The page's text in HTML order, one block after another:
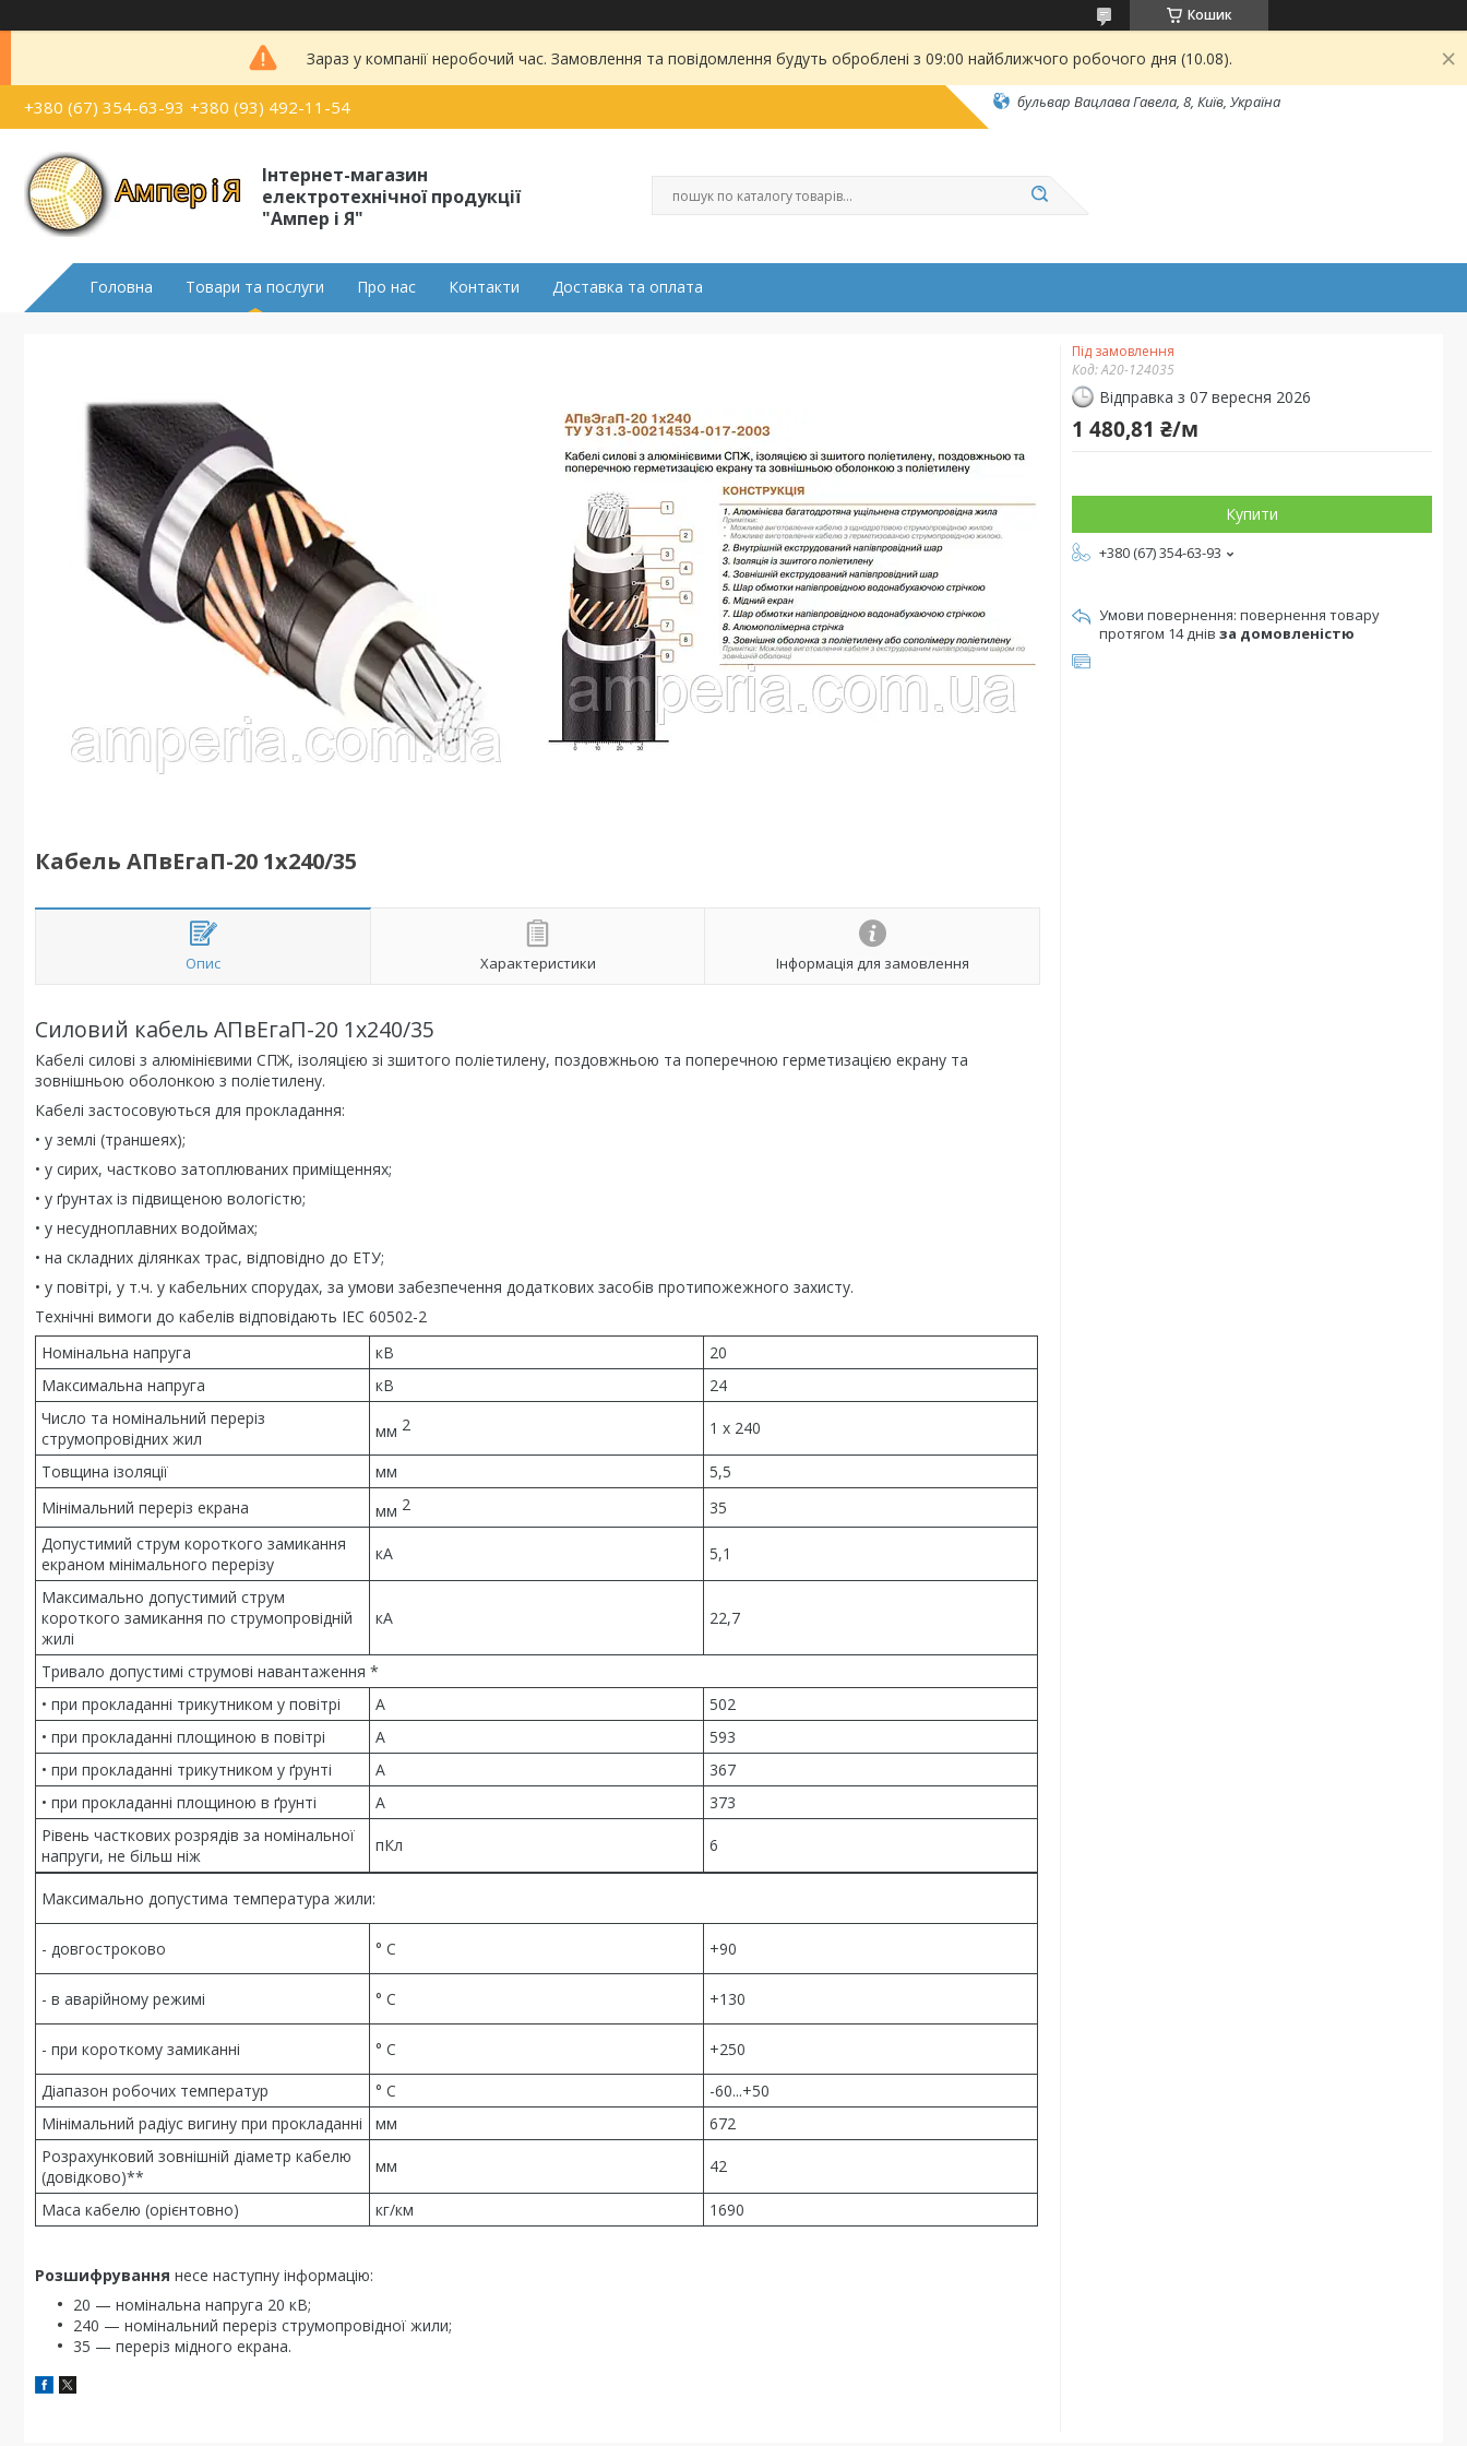
Кошик
Зараз у компанії неробочий час. Замовлення та повідомлення будуть оброблені з 09:00 найближчого робочого дня (10.08).
+380 (67) 354-63-93 +380 (93) 492-11-54 бульвар Вацлава Гавела, 8, Київ, Україна
Інтернет-магазин
електротехнічної продукції
"Ампер і Я"
Головна Товари та послуги Про нас Контакти Доставка та оплата
Кабель АПвЕгаП-20 1х240/35
Опис Характеристики Інформація для замовлення
Силовий кабель АПвЕгаП-20 1х240/35
Кабелі силові з алюмінієвими СПЖ, ізоляцією зі зшитого поліетилену, поздовжньою та поперечною герметизацією екрану та
зовнішньою оболонкою з поліетилену.
Кабелі застосовуються для прокладання:
• у землі (траншеях);
• у сирих, частково затоплюваних приміщеннях;
• у ґрунтах із підвищеною вологістю;
• у несудноплавних водоймах;
• на складних ділянках трас, відповідно до ЕТУ;
• у повітрі, у т.ч. у кабельних спорудах, за умови забезпечення додаткових засобів протипожежного захисту.
Технічні вимоги до кабелів відповідають IEC 60502-2
Номінальна напруга
кВ
20
Максимальна напруга
кВ
24
Число та номінальний переріз
струмопровідних жил
мм 2 1 x 240
Товщина ізоляції мм
5,5
Мінімальний переріз екрана
мм 2
35
Допустимий струм короткого замикання
екраном мінімального перерізу
кА 5,1
Максимально допустимий струм
короткого замикання по струмопровідній
жилі
кА 22,7
Тривало допустимі струмові навантаження *
• при прокладанні трикутником у повітрі
А
502
• при прокладанні площиною в повітрі
А
593
• при прокладанні трикутником у ґрунті
А
367
• при прокладанні площиною в ґрунті
А
373
Рівень часткових розрядів за номінальної
напруги, не більш ніж
пКл 6
Максимально допустима температура жили:
- довгостроково ° С +90
- в аварійному режимі ° С +130
- при короткому замиканні ° С
+250
Діапазон робочих температур
° С
-60...+50
Мінімальний радіус вигину при прокладанні
мм
672
Розрахунковий зовнішній діаметр кабелю
(довідково)**
мм 42
Маса кабелю (орієнтовно) кг/км 1690
Розшифрування несе наступну інформацію:
20 — номінальна напруга 20 кВ;
240 — номінальний переріз струмопровідної жили;
35 — переріз мідного екрана.
Під замовлення
Код:А20-124035
Відправка з 07 вересня 2026
1 480,81 ₴/м
Купити
+380 (67) 354-63-93
повернення товару
протягом 14 днів за домовленістю